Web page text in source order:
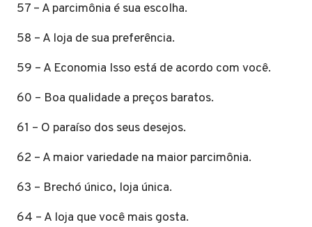
57 – A parcimônia é sua escolha.
58 – A loja de sua preferência.
59 – A Economia Isso está de acordo com você.
60 – Boa qualidade a preços baratos.
61 – O paraíso dos seus desejos.
62 – A maior variedade na maior parcimônia.
63 – Brechó único, loja única.
64 – A loja que você mais gosta.